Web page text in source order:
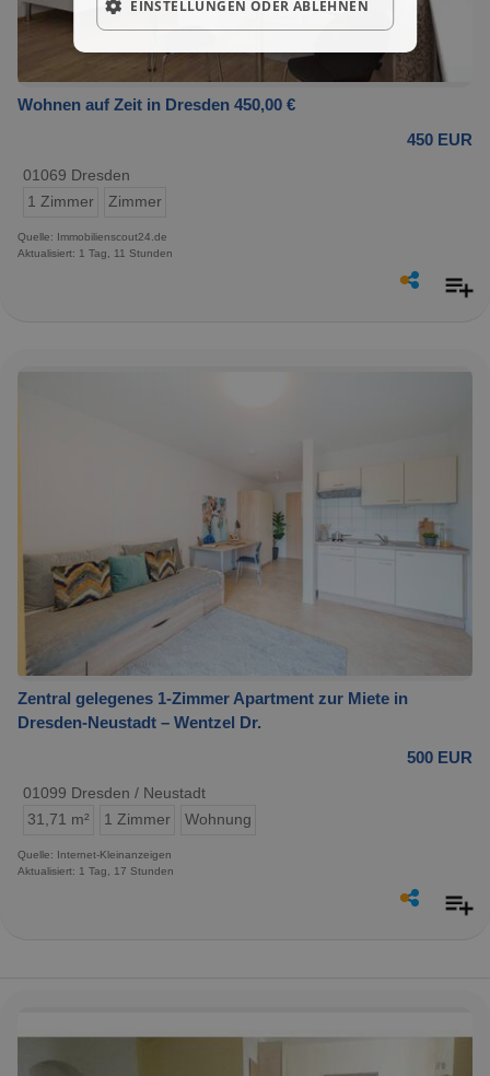
Wohnen auf Zeit in Dresden 450,00 €
450 EUR
01069 Dresden
1 Zimmer
Zimmer
Quelle: Immobilienscout24.de
Aktualisiert: 1 Tag, 11 Stunden
Zentral gelegenes 1‑Zimmer Apartment zur Miete in
Dresden-Neustadt – Wentzel Dr.
500 EUR
01099 Dresden / Neustadt
31,71 m²
1 Zimmer Wohnung
Quelle: Internet-Kleinanzeigen
Aktualisiert: 1 Tag, 17 Stunden
EINSTELLUNGEN ODER ABLEHNEN